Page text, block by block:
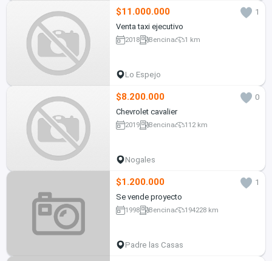
$11.000.000
1
Venta taxi ejecutivo
2018 Bencina 1 km
Lo Espejo
$8.200.000
0
Chevrolet cavalier
2019 Bencina 112 km
Nogales
$1.200.000
1
Se vende proyecto
1998 Bencina 194228 km
Padre las Casas